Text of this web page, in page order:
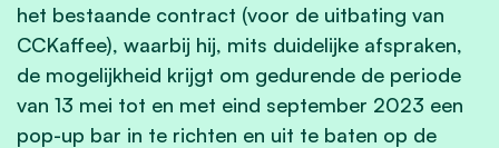
het bestaande contract (voor de uitbating van
CCKaffee), waarbij hij, mits duidelijke afspraken,
de mogelijkheid krijgt om gedurende de periode
van 13 mei tot en met eind september 2023 een
pop-up bar in te richten en uit te baten op de